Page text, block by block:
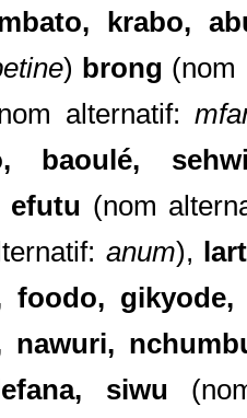
krabo,
) brong (nom
alternatif:
baoulé,
efutu (nom
anum),
foodo,
nawuri,
siwu